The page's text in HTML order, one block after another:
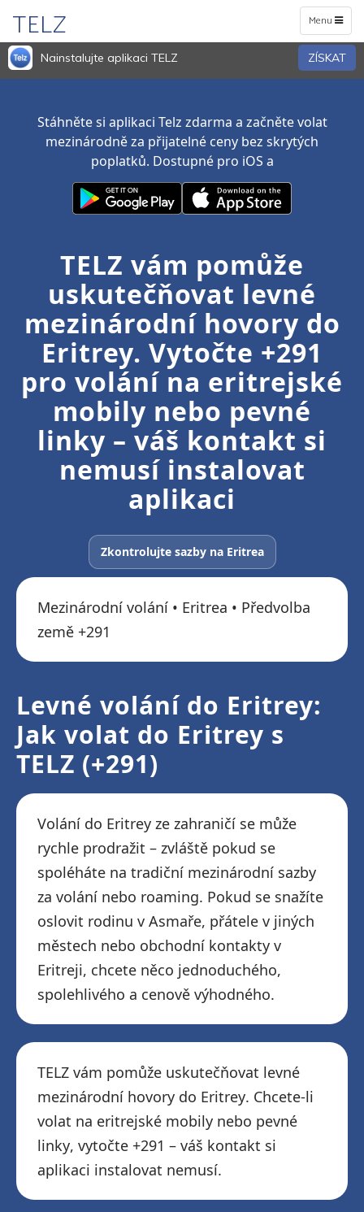
Toggle
navigation
Menu
TELZ
Nainstalujte aplikaci TELZ ZÍSKAT
Stáhněte si aplikaci Telz zdarma a začněte volat
mezinárodně za přijatelné ceny bez skrytých
poplatků. Dostupné pro iOS a
TELZ vám pomůže
uskutečňovat levné
mezinárodní hovory do
Eritrey. Vytočte +291
pro volání na eritrejské
mobily nebo pevné
linky – váš kontakt si
nemusí instalovat
aplikaci
Zkontrolujte sazby na Eritrea
Mezinárodní volání • Eritrea • Předvolba
země +291
Levné volání do Eritrey:
Jak volat do Eritrey s
TELZ (+291)
Volání do Eritrey ze zahraničí se může
rychle prodražit – zvláště pokud se
spoléháte na tradiční mezinárodní sazby
za volání nebo roaming. Pokud se snažíte
oslovit rodinu v Asmaře, přátele v jiných
městech nebo obchodní kontakty v
Eritreji, chcete něco jednoduchého,
spolehlivého a cenově výhodného.
TELZ vám pomůže uskutečňovat levné
mezinárodní hovory do Eritrey. Chcete-li
volat na eritrejské mobily nebo pevné
linky, vytočte +291 – váš kontakt si
aplikaci instalovat nemusí.